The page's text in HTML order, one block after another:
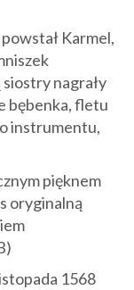
Karmel,
nagrały
bębenka, fletu
instrumentu,
pięknem
oryginalną
1568